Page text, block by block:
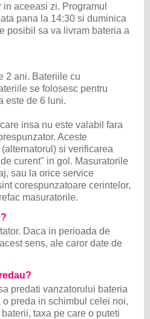
aceeasi zi. Programul
pana la 14:30 si duminica
posibil sa va livram bateria a
2 ani. Bateriile cu
se folosesc pentru
este de 6 luni.
insa nu este valabil fara
Aceste
si verificarea
curent" in gol. Masuratorile
sau la orice service
corespunzatoare cerintelor,
masuratorile.
Daca in perioada de
sens, ale caror date de
predati vanzatorului bateria
preda in schimbul celei noi,
taxa pe care o puteti